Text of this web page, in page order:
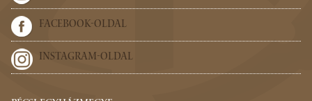
FACEBOOK-OLDAL
INSTAGRAM-OLDAL